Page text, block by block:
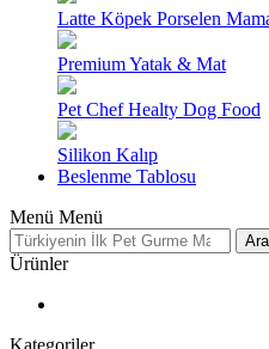
Latte Köpek Porselen
Premium Yatak & Mat
Pet Chef Healty Dog Food
Silikon Kalıp
Beslenme Tablosu
Menü Menü
Ara
Ürünler
Kategoriler